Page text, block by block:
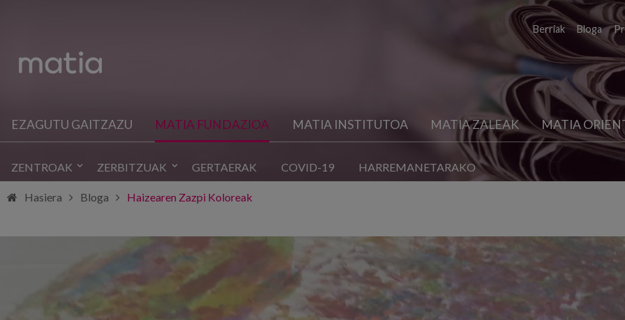
Berriak Bloga
EZAGUTU GAITZAZU MATIA FUNDAZIOA MATIA INSTITUTOA MATIA ZALEAK MATIA
ZENTROAK ZERBITZUAK GERTAERAK COVID-19 HARREMANETARAKO
Hasiera Bloga Haizearen Zazpi Koloreak